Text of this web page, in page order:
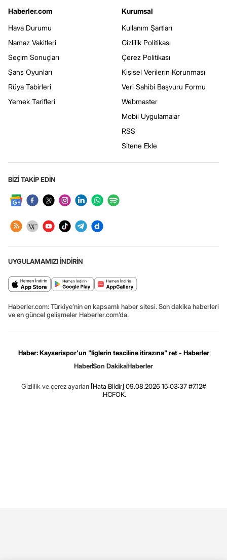
Haberler.com
Hava Durumu
Namaz Vakitleri
Seçim Sonuçları
Şans Oyunları
Rüya Tabirleri
Yemek Tarifleri
Kurumsal
Kullanım Şartları
Gizlilik Politikası
Çerez Politikası
Kişisel Verilerin Korunması
Veri Sahibi Başvuru Formu
Webmaster
Mobil Uygulamalar
RSS
Sitene Ekle
BİZİ TAKİP EDİN
UYGULAMAMIZI İNDİRİN
Haberler.com: Türkiye’nin en kapsamlı haber sitesi. Son dakika haberleri
ve en güncel gelişmeler Haberler.com’da.
Haber: Kayserispor'un "liglerin tesciline itirazına" ret - Haberler
HaberSon DakikaHaberler
Gizlilik ve çerez ayarları [Hata Bildir] 09.08.2026 15:03:37 #7.12#
.HCFOK.